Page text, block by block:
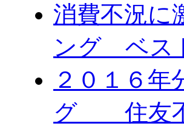
消費不況
ング ベス
２０１６
グ 住友不